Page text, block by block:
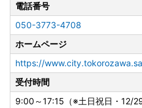
電話番号
050-3773-4708
ホームページ
https://
受付時間
9:00～17:15（※土日祝日・12/